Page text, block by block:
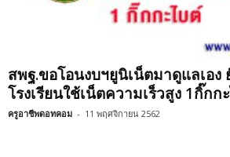
สพฐ.ขอโอนงบฯยูนิเน็ต​มาดูแลเอง​
โรงเรียนใช้เน็ตความเร็วสูง 1กิ๊กก
ครูอาชีพดอทคอม - 11 พฤศจิกายน 2562